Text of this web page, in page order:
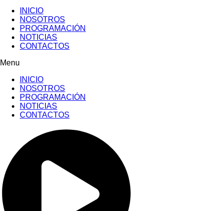
INICIO
NOSOTROS
PROGRAMACIÓN
NOTICIAS
CONTACTOS
Menu
INICIO
NOSOTROS
PROGRAMACIÓN
NOTICIAS
CONTACTOS